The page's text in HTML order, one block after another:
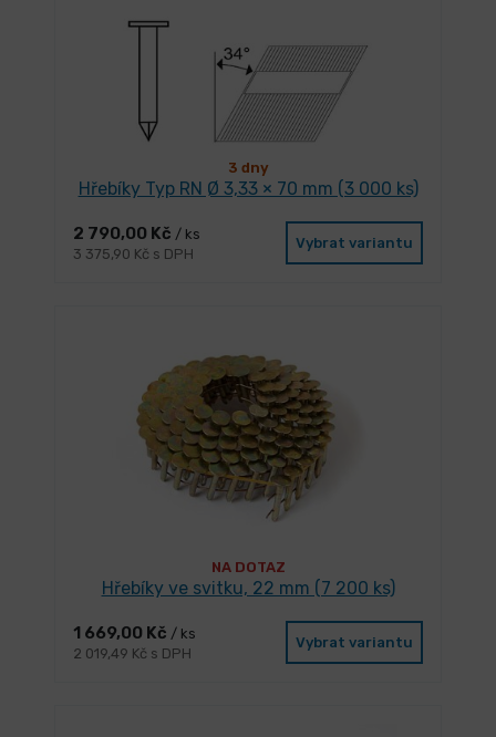
3 dny
Hřebíky Typ RN Ø 3,33 × 70 mm (3 000 ks)
2 790,00 Kč / ks
3 375,90 Kč s DPH
Vybrat variantu
NA DOTAZ
Hřebíky ve svitku, 22 mm (7 200 ks)
1 669,00 Kč / ks
2 019,49 Kč s DPH
Vybrat variantu